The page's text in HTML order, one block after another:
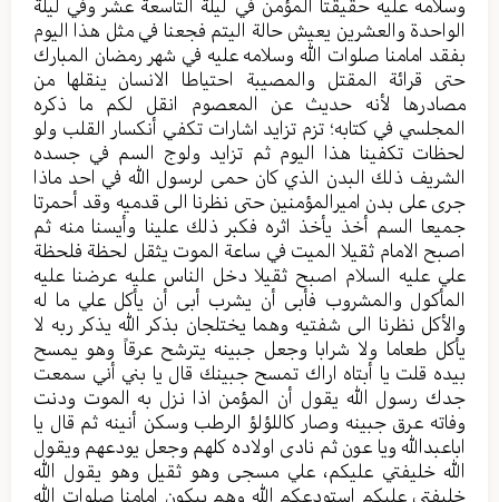
وسلامه عليه حقيقتا المؤمن في ليلة التاسعة عشر وفي ليلة
الواحدة والعشرين يعيش حالة اليتم فجعنا في مثل هذا اليوم
بفقد امامنا صلوات الله وسلامه عليه في شهر رمضان المبارك
حتى قرائة المقتل والمصيبة احتياطا الانسان ينقلها من
مصادرها لأنه حديث عن المعصوم انقل لكم ما ذكره
المجلسي في كتابه؛ تزم تزايد اشارات تكفي أنكسار القلب ولو
لحظات تكفينا هذا اليوم ثم تزايد ولوج السم في جسده
الشريف ذلك البدن الذي كان حمى لرسول الله في احد ماذا
جرى على بدن اميرالمؤمنين حتى نظرنا الى قدميه وقد أحمرتا
جميعا السم أخذ يأخذ اثره فكبر ذلك علينا وأيسنا منه ثم
اصبح الامام ثقيلا الميت في ساعة الموت يثقل لحظة فلحظة
علي عليه السلام اصبح ثقيلا دخل الناس عليه عرضنا عليه
المأكول والمشروب فأبى أن يشرب أبى أن يأكل علي ما له
والأكل نظرنا الى شفتيه وهما يختلجان بذكر الله يذكر ربه لا
يأكل طعاما ولا شرابا وجعل جبينه يترشح عرقاً وهو يمسح
بيده قلت يا أبتاه اراك تمسح جبينك قال يا بني أني سمعت
جدك رسول الله يقول أن المؤمن اذا نزل به الموت ودنت
وفاته عرق جبينه وصار كاللؤلؤ الرطب وسكن أنينه ثم قال يا
اباعبدالله ويا عون ثم نادى اولاده كلهم وجعل يودعهم ويقول
الله خليفتي عليكم، علي مسجى وهو ثقيل وهو يقول الله
خليفتي عليكم استودعكم الله وهم يبكون امامنا صلوات الله